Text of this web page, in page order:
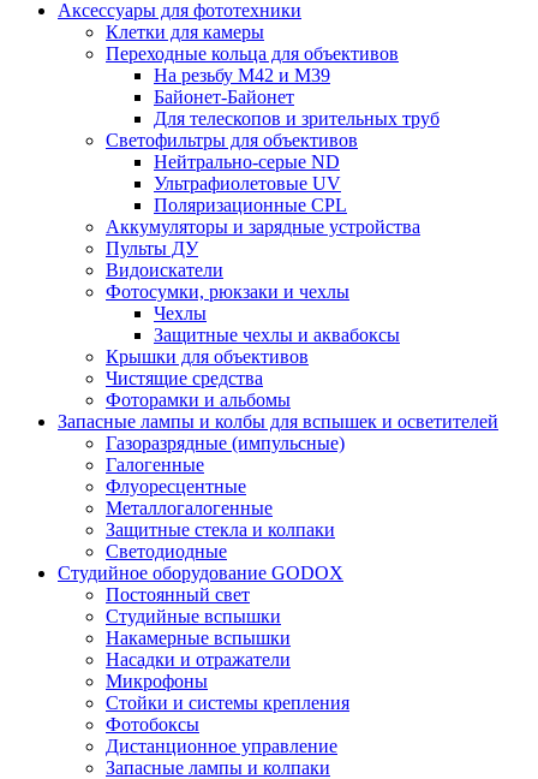
Аксессуары для фототехники
Клетки для камеры
Переходные кольца для объективов
На резьбу М42 и М39
Байонет-Байонет
Для телескопов и зрительных труб
Светофильтры для объективов
Нейтрально-серые ND
Ультрафиолетовые UV
Поляризационные CPL
Аккумуляторы и зарядные устройства
Пульты ДУ
Видоискатели
Фотосумки, рюкзаки и чехлы
Чехлы
Защитные чехлы и аквабоксы
Крышки для объективов
Чистящие средства
Фоторамки и альбомы
Запасные лампы и колбы для вспышек и осветителей
Газоразрядные (импульсные)
Галогенные
Флуоресцентные
Металлогалогенные
Защитные стекла и колпаки
Светодиодные
Студийное оборудование GODOX
Постоянный свет
Студийные вспышки
Накамерные вспышки
Насадки и отражатели
Микрофоны
Стойки и системы крепления
Фотобоксы
Дистанционное управление
Запасные лампы и колпаки